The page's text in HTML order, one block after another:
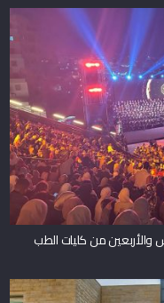
والأربعين من كليات الطب